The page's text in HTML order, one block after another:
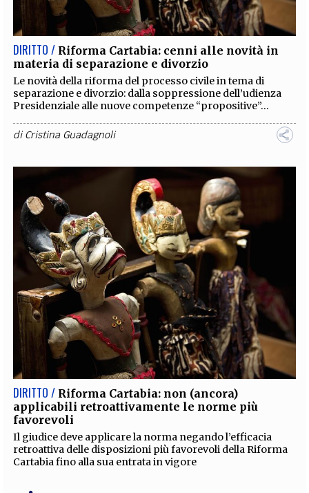
DIRITTO / Riforma Cartabia: cenni alle novità in
materia di separazione e divorzio
Le novità della riforma del processo civile in tema di
separazione e divorzio: dalla soppressione dell’udienza
Presidenziale alle nuove competenze “propositive”...
diCristina Guadagnoli
DIRITTO / Riforma Cartabia: non (ancora)
applicabili retroattivamente le norme più
favorevoli
Il giudice deve applicare la norma negando l’efficacia
retroattiva delle disposizioni più favorevoli della Riforma
Cartabia fino alla sua entrata in vigore